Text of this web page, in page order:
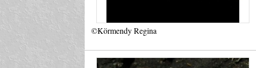
©Körmendy Regina